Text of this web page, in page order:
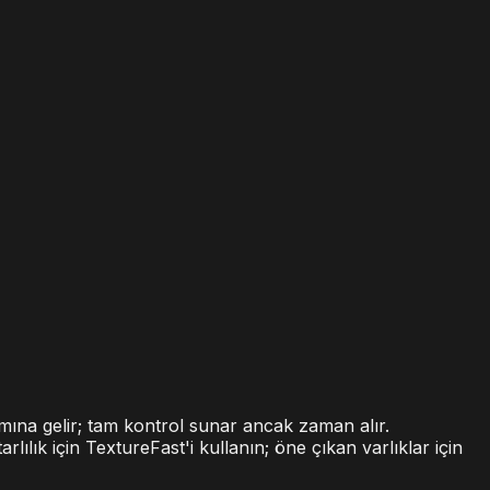
gelir; tam kontrol sunar ancak zaman alır.
için TextureFast'i kullanın; öne çıkan varlıklar için